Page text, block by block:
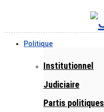
Politique
Institutionnel
Judiciaire
Partis politiques